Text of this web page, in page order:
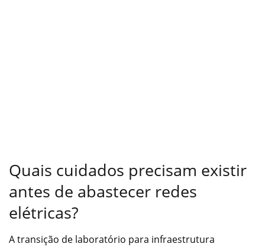
Quais cuidados precisam existir
antes de abastecer redes
elétricas?
A transição de laboratório para infraestrutura